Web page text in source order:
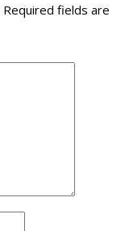
Required fields are